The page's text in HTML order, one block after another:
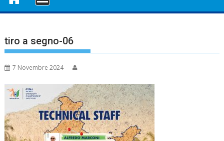
tiro a segno-06
7 Novembre 2024